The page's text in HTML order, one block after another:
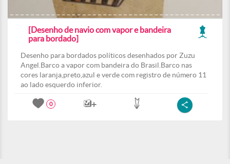
[Desenho de navio com vapor e bandeira
para bordado]
Desenho para bordados políticos desenhados por Zuzu
Angel.Barco a vapor com bandeira do Brasil.Barco nas
cores laranja,preto,azul e verde com registro de número 11
ao lado esquerdo inferior.
0